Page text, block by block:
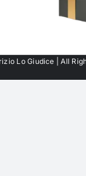
Lo Giudice | All